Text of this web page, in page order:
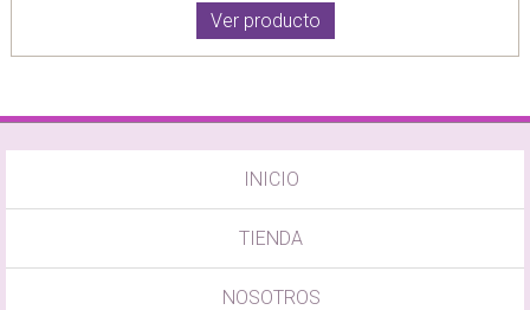
Ver producto
INICIO
TIENDA
NOSOTROS